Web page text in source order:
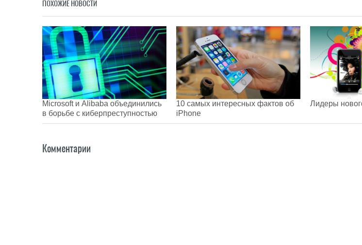
ПОХОЖИЕ НОВОСТИ
Microsoft и Alibaba объединились
в борьбе с киберпреступностью
10 самых интересных фактов об
iPhone
Лидеры
Комментарии